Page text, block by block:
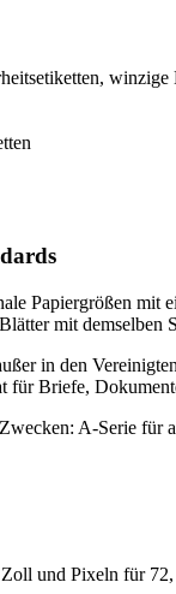
winzige
Papiergrößen mit
mit
in den
für Briefe,
A-Serie
und Pixeln für